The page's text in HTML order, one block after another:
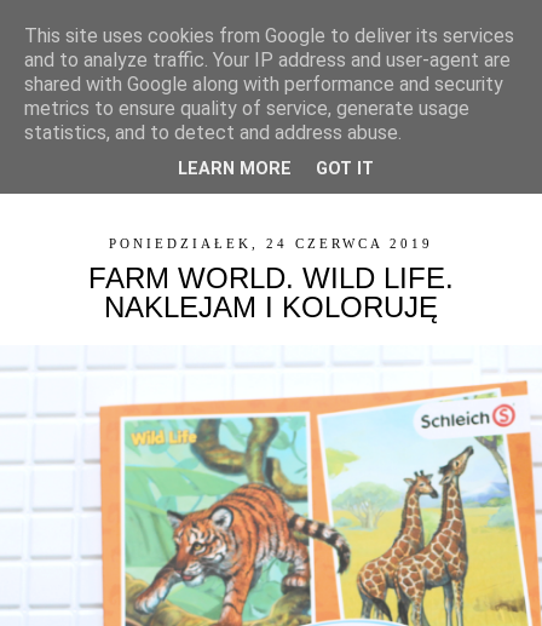
▼
PONIEDZIAŁEK, 24 CZERWCA 2019
FARM WORLD. WILD LIFE.
NAKLEJAM I KOLORUJĘ
This site uses cookies from Google to deliver its services
and to analyze traffic. Your IP address and user-agent are
shared with Google along with performance and security
metrics to ensure quality of service, generate usage
statistics, and to detect and address abuse.
LEARN MORE GOT IT